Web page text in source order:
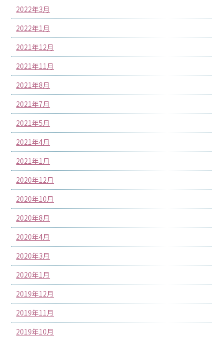
2022年3月
2022年1月
2021年12月
2021年11月
2021年8月
2021年7月
2021年5月
2021年4月
2021年1月
2020年12月
2020年10月
2020年8月
2020年4月
2020年3月
2020年1月
2019年12月
2019年11月
2019年10月